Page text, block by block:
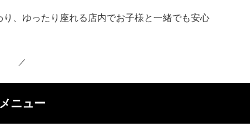
、ゆったり座れる店内でお子様と一緒でも安心
メニュー